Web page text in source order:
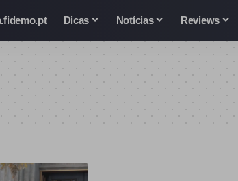
Dicas Notícias Reviews